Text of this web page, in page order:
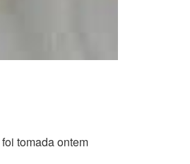
tomada ontem